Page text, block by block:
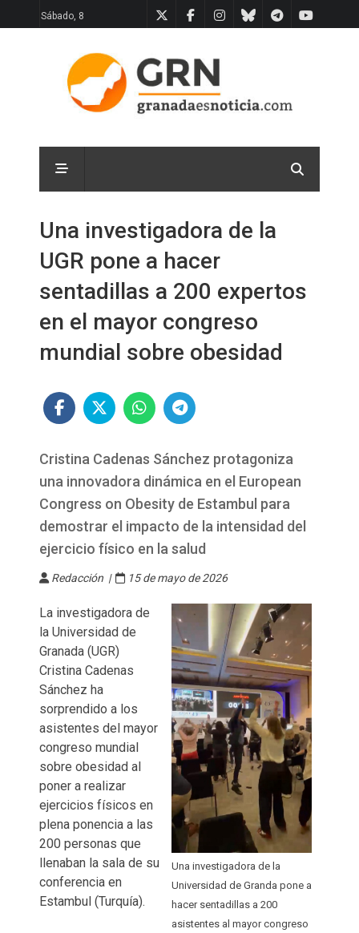
Sábado, 8
Una investigadora de la
UGR pone a hacer
sentadillas a 200 expertos
en el mayor congreso
mundial sobre obesidad
Cristina Cadenas Sánchez protagoniza
una innovadora dinámica en el European
Congress on Obesity de Estambul para
demostrar el impacto de la intensidad del
ejercicio físico en la salud
Redacción | 15 de mayo de 2026
Una investigadora de la
Universidad de Granda pone a
hacer sentadillas a 200
asistentes al mayor congreso
La investigadora de
la Universidad de
Granada (UGR)
Cristina Cadenas
Sánchez ha
sorprendido a los
asistentes del mayor
congreso mundial
sobre obesidad al
poner a realizar
ejercicios físicos en
plena ponencia a las
200 personas que
llenaban la sala de su
conferencia en
Estambul (Turquía).